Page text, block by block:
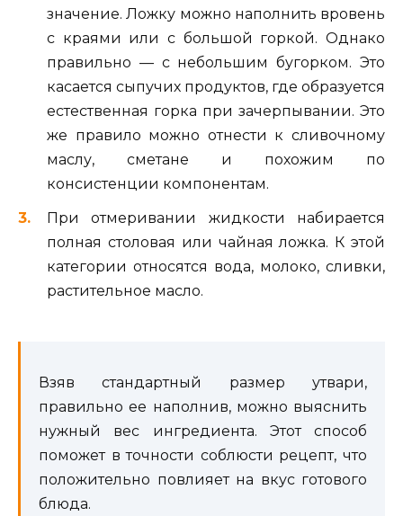
значение. Ложку можно наполнить вровень
с краями или с большой горкой. Однако
правильно — с небольшим бугорком. Это
касается сыпучих продуктов, где образуется
естественная горка при зачерпывании. Это
же правило можно отнести к сливочному
маслу, сметане и похожим по
консистенции компонентам.
При отмеривании жидкости набирается
полная столовая или чайная ложка. К этой
категории относятся вода, молоко, сливки,
растительное масло.
Взяв стандартный размер утвари,
правильно ее наполнив, можно выяснить
нужный вес ингредиента. Этот способ
поможет в точности соблюсти рецепт, что
положительно повлияет на вкус готового
блюда.